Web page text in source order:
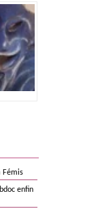
Fémis
enfin